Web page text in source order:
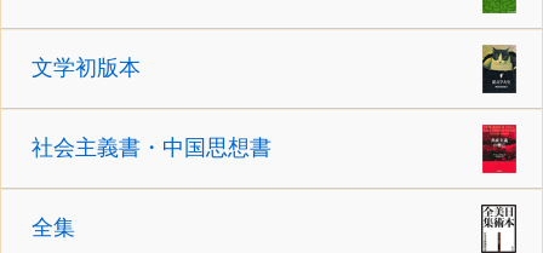
文学初版本
社会主義書・中国思想書
全集